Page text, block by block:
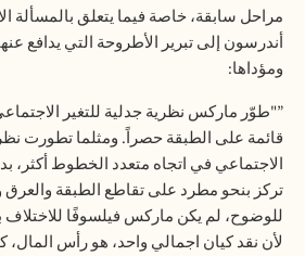
مراحل سابقة، خاصة فيما يتعلق بالمسألة
أندرسون إلى تبرير الأطروحة التي يدافع
ومؤداها:
”"طوّر ماركس نظرية جدلية للتغير
قائمة على الطبقة حصراً. ومثلما تطورت
الاجتماعي في اتجاه متعدد الخطوط أكثر،
تركز بنحو مطرد على تقاطع الطبقة والعرق
للوضوح، لم يكن ماركس فيلسوفًا للاختلاف
لأن نقد كيان اجمالي واحد، هو رأس